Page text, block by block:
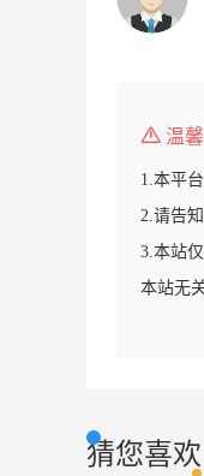
温
1.本平
2.请告
3.本站
本站无关
猜您喜欢